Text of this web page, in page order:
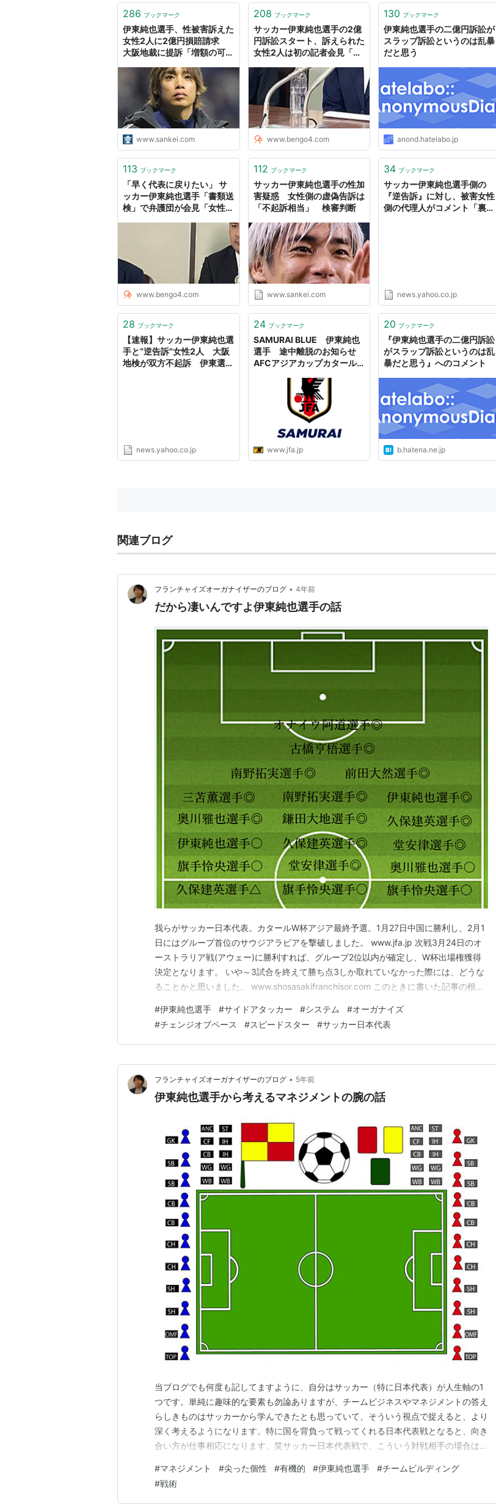
286 ブックマーク
伊東純也選手、性被害訴えた
女性2人に2億円損賠請求
大阪地裁に提訴「増額の可能
www.sankei.com
208 ブックマーク
サッカー伊東純也選手の2億
円訴訟スタート、訴えられた
女性2人は初の記者会見「性
の告訴は虚偽」 - 弁護士ドッ
トコムニュース
www.bengo4.com
130 ブックマーク
伊東純也選手の二億円訴訟が
スラップ訴訟というのは乱暴
だと思う
anond.hatelabo.jp
113 ブックマーク
「早く代表に戻りたい」 サ
ッカー伊東純也選手「書類送
検」で弁護団が会見「女性側
は大きい」 - 弁護士ドットコ
www.bengo4.com
112 ブックマーク
サッカー伊東純也選手の性加
害疑惑 女性側の虚偽告訴は
「不起訴相当」 検審判断
www.sankei.com
34 ブックマーク
サッカー伊東純也選手側の
『逆告訴』に対し、被害女性
側の代理人がコメント「裏付
news.yahoo.co.jp
28 ブックマーク
【速報】サッカー伊東純也選
手と“逆告訴”女性2人 大阪
地検が双方不起訴 伊東選手
news.yahoo.co.jp
24 ブックマーク
SAMURAI BLUE 伊東純也
選手 途中離脱のお知らせ
AFCアジアカップカタール
www.jfa.jp
20 ブックマーク
『伊東純也選手の二億円訴訟
がスラップ訴訟というのは乱
暴だと思う』へのコメント
b.hatena.ne.jp
関連ブログ
フランチャイズオーガナイザーのブログ • 4年前
だから凄いんですよ伊東純也選手の話
我らがサッカー日本代表。カタールW杯アジア最終予選。1月27日中国に勝利し、2月1
日にはグループ首位のサウジアラビアを撃破しました。 www.jfa.jp 次戦3月24日のオ
ーストラリア戦(アウェー)に勝利すれば、グループ2位以内が確定し、W杯出場権獲得
決定となります。 いや～3試合を終えて勝ち点3しか取れていなかった際には、どうな
ることかと思いました。 www.shosasakifranchisor.com このときに書いた記事の根本
は、伊東純也選手を起用し続けてきたこと。 カタールW杯アジア最終予選で伊東純也
選手…
#伊東純也選手 #サイドアタッカー #システム #オーガナイズ
#チェンジオブペース #スピードスター #サッカー日本代表
フランチャイズオーガナイザーのブログ • 5年前
伊東純也選手から考えるマネジメントの腕の話
当ブログでも何度も記してますように、自分はサッカー（特に日本代表）が人生軸の1
つです。単純に趣味的な要素も勿論ありますが、チームビジネスやマネジメントの答え
らしきものはサッカーから学んできたとも思っていて、そういう視点で捉えると、より
深く考えるようになります。特に国を背負って戦ってくれる日本代表戦となると、向き
合い方が仕事相応になります。笑サッカー日本代表戦で、こういう対戦相手の場合はど
か・・みたいなことも真剣に考えたりします。 そういう視点で見たときに、今の日本
代表に強烈で唯一無二の個性を持った選手がいることを御…
#マネジメント #尖った個性 #有機的 #伊東純也選手 #チームビルディング
#戦術